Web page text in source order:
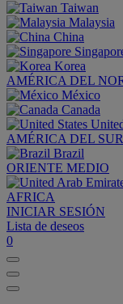
Taiwan
Malaysia
China
Korea
AMÉRICA DEL
México
Canada
AMÉRICA DEL SUR
Brazil
ORIENTE MEDIO
AFRICA
INICIAR SESIÓN
Lista de deseos
0